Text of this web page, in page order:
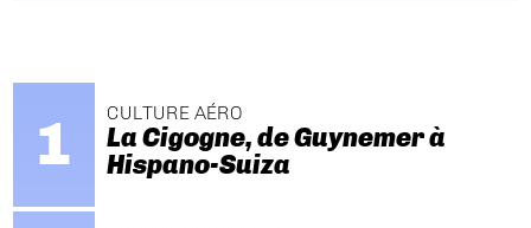
CULTURE AÉRO
La Cigogne, de Guynemer à
Hispano-Suiza